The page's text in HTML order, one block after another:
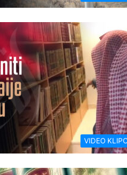
VIDEO